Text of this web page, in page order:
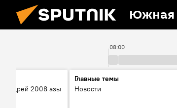
Южная
08:00
Андрей 2008 азы
Главные темы
Новости